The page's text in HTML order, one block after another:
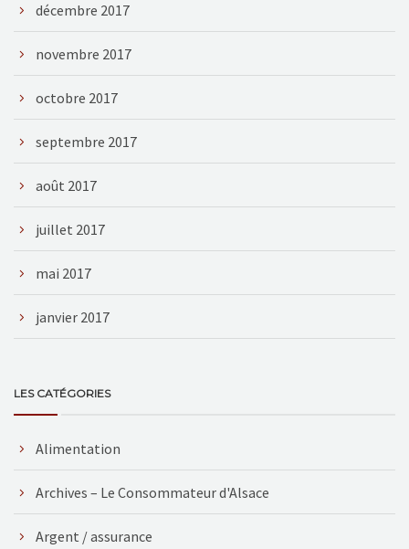
décembre 2017
novembre 2017
octobre 2017
septembre 2017
août 2017
juillet 2017
mai 2017
janvier 2017
LES CATÉGORIES
Alimentation
Archives – Le Consommateur d'Alsace
Argent / assurance